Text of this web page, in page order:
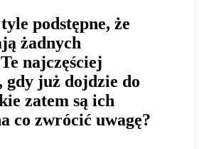
podstępne, że
żadnych
najczęściej
gdy już dojdzie do
zatem są ich
co zwrócić uwagę?